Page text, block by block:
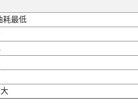
耗最低